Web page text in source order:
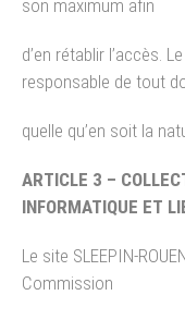
son maximum afin
d’en rétablir l’accès.
responsable de tout
quelle qu’en soit la
ARTICLE 3 –
INFORMATIQUE ET
Le site SLEEPIN-
Commission